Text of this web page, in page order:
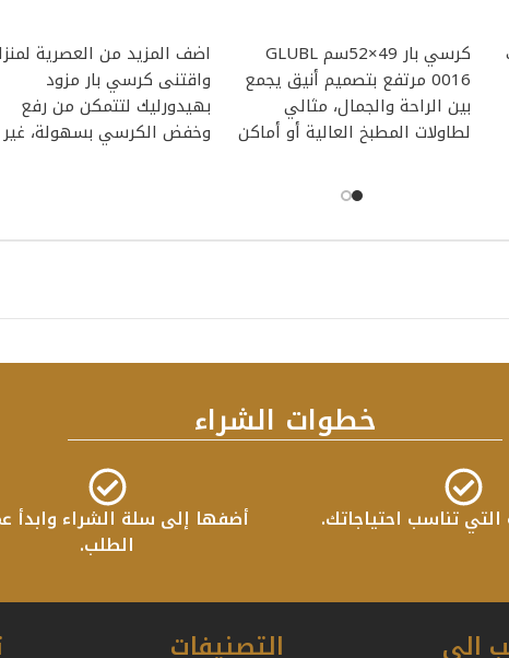
كرسي بار 49×52سم GLUBL
0016 مرتفع بتصميم أنيق يجمع
بين الراحة والجمال، مثالي
لطاولات المطبخ العالية أو أماكن
اضف المزيد من العصرية
واقتنى كرسي بار مزود
بهيدورليك لتتمكن من رفع
وخفض الكرسي بسهولة،
خطوات الشراء
تناسب احتياجاتك.
أضفها إلى سلة الشراء وابدأ
الطلب.
الي التصنيفات